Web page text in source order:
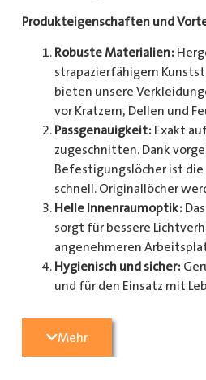
Produkteigenschaften und
Robuste Materialien:
strapazierfähigem
bieten unsere
vor Kratzern, Dellen und
Passgenauigkeit: Exakt
zugeschnitten. Dank
Befestigungslöcher ist
schnell. Originallöcher
Helle Innenraumoptik:
sorgt für bessere
angenehmeren
Hygienisch und sicher:
und für den Einsatz mit
Radkastenschutz,
mehr.
Mehr